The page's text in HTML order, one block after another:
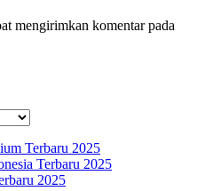
mengirimkan komentar pada
Terbaru 2025
Terbaru 2025
2025